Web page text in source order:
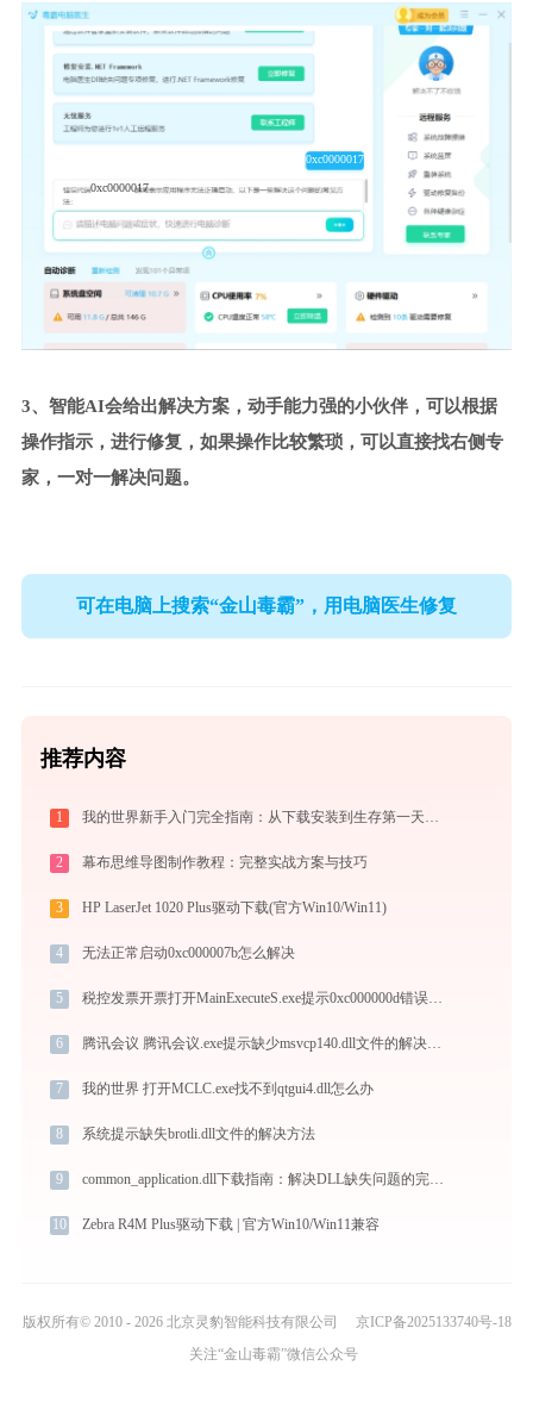
0xc0000017
0xc0000017
3、智能AI会给出解决方案，动手能力强的小伙伴，可以根据
操作指示，进行修复，如果操作比较繁琐，可以直接找右侧专
家，一对一解决问题。
可在电脑上搜索“金山毒霸”，用电脑医生修复
推荐内容
1 我的世界新手入门完全指南：从下载安装到生存第一天，一篇讲透
2 幕布思维导图制作教程：完整实战方案与技巧
3 HP LaserJet 1020 Plus驱动下载(官方Win10/Win11)
4 无法正常启动0xc000007b怎么解决
5 税控发票开票打开MainExecuteS.exe提示0xc000000d错误码怎么办
6 腾讯会议 腾讯会议.exe提示缺少msvcp140.dll文件的解决办法
7 我的世界 打开MCLC.exe找不到qtgui4.dll怎么办
8 系统提示缺失brotli.dll文件的解决方法
9 common_application.dll下载指南：解决DLL缺失问题的完整方案
10 Zebra R4M Plus驱动下载 | 官方Win10/Win11兼容
版权所有© 2010 - 2026 北京灵豹智能科技有限公司
京ICP备2025133740号-18
关注“金山毒霸”微信公众号